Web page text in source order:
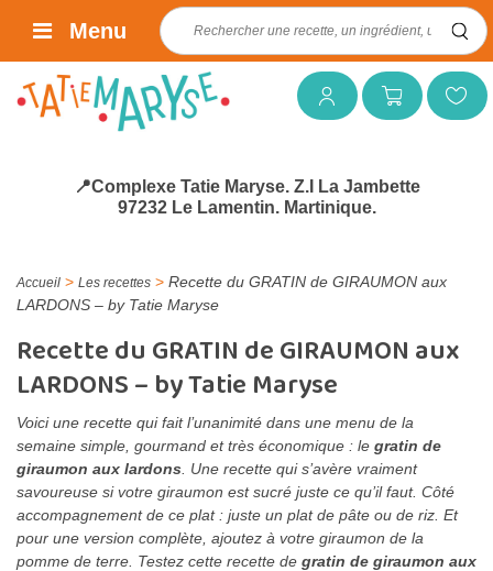
Mon compteMon panierMes favoris
Rechercher :
Menu
📍Complexe Tatie Maryse. Z.I La Jambette
97232 Le Lamentin. Martinique.
Accueil > Les recettes > Recette du GRATIN de GIRAUMON aux
LARDONS – by Tatie Maryse
Recette du GRATIN de GIRAUMON aux
LARDONS – by Tatie Maryse
Voici une recette qui fait l’unanimité dans une menu de la
semaine simple, gourmand et très économique : le gratin de
giraumon aux lardons . Une recette qui s’avère vraiment
savoureuse si votre giraumon est sucré juste ce qu’il faut. Côté
accompagnement de ce plat : juste un plat de pâte ou de riz. Et
pour une version complète, ajoutez à votre giraumon de la
pomme de terre. Testez cette recette de gratin de giraumon aux